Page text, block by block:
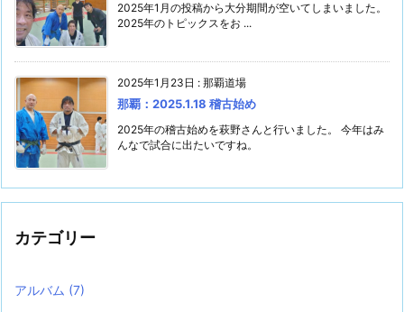
2025年1月の投稿から大分期間が空いてしまいました。
2025年のトピックスをお ...
2025年1月23日 : 那覇道場
那覇：2025.1.18 稽古始め
2025年の稽古始めを萩野さんと行いました。 今年はみ
んなで試合に出たいですね。
カテゴリー
アルバム (7)